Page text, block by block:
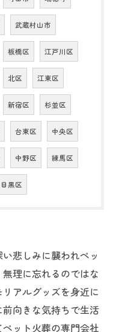
武蔵村山市
板橋区 江戸川区
北区 江東区
新宿区 杉並区
台東区 中央区
中野区 練馬区
目黒区
悲しみに襲われペッ
理に忘れるのではな
アルグッズを身近に
向きな気持ちで生活
ット火葬の専門会社